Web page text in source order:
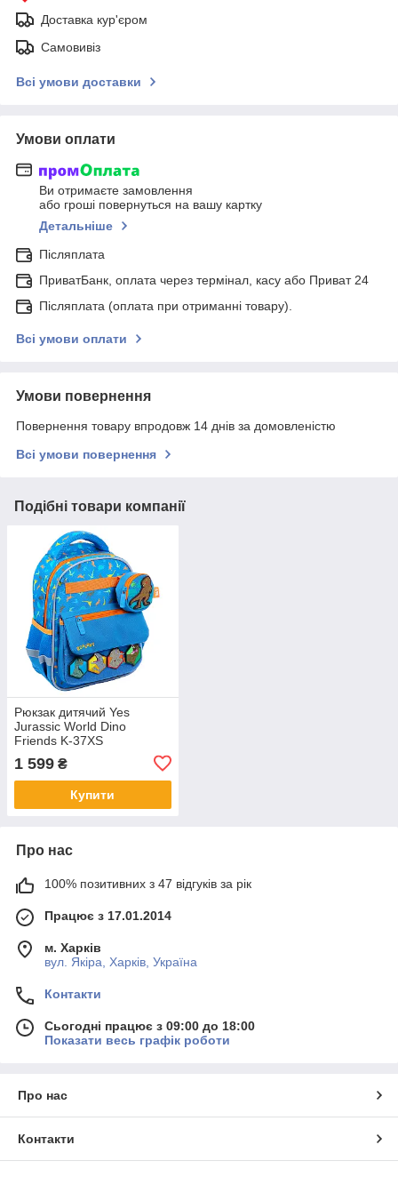
Доставка кур'єром
Самовивіз
Всі умови доставки
Умови оплати
Ви отримаєте замовлення
або гроші повернуться на вашу картку
Детальніше
Післяплата
ПриватБанк, оплата через термінал, касу або Приват 24
Післяплата (оплата при отриманні товару).
Всі умови оплати
Умови повернення
Повернення товару впродовж 14 днів за домовленістю
Всі умови повернення
Подібні товари компанії
Рюкзак дитячий Yes
Jurassic World Dino
Friends K-37XS
1 599 ₴
Купити
Про нас
100% позитивних з 47 відгуків за рік
Працює з 17.01.2014
м. Харків
вул. Якіра, Харків, Україна
Контакти
Сьогодні працює з 09:00 до 18:00
Показати весь графік роботи
Про нас
Контакти